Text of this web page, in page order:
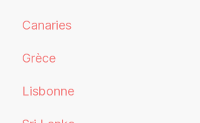
Canaries
Grèce
Lisbonne